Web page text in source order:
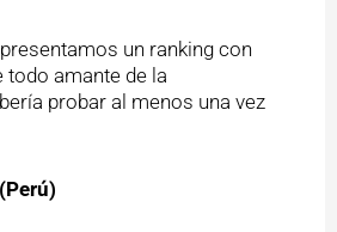
un ranking con
todo amante de la
probar al menos una vez